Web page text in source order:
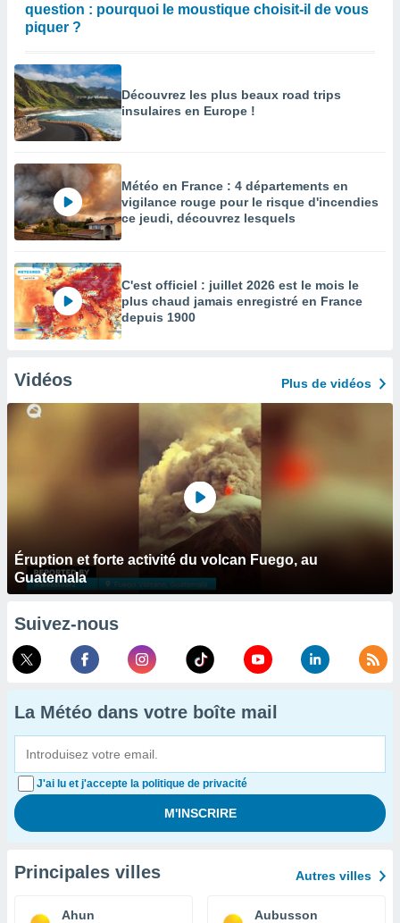
question : pourquoi le moustique choisit-il de vous
piquer ?
Découvrez les plus beaux road trips
insulaires en Europe !
Météo en France : 4 départements en
vigilance rouge pour le risque d'incendies
ce jeudi, découvrez lesquels
C'est officiel : juillet 2026 est le mois le
plus chaud jamais enregistré en France
depuis 1900
Vidéos Plus de vidéos
Éruption et forte activité du volcan Fuego, au
Guatemala
Suivez-nous
La Météo dans votre boîte mail
J'ai lu et j'accepte la politique de privacité
Principales villes Autres villes
Ahun Aubusson